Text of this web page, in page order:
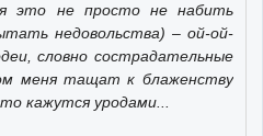
это не просто не набить
недовольства) – ой-ой-
словно сострадательные
меня тащат к блаженству
кажутся уродами...